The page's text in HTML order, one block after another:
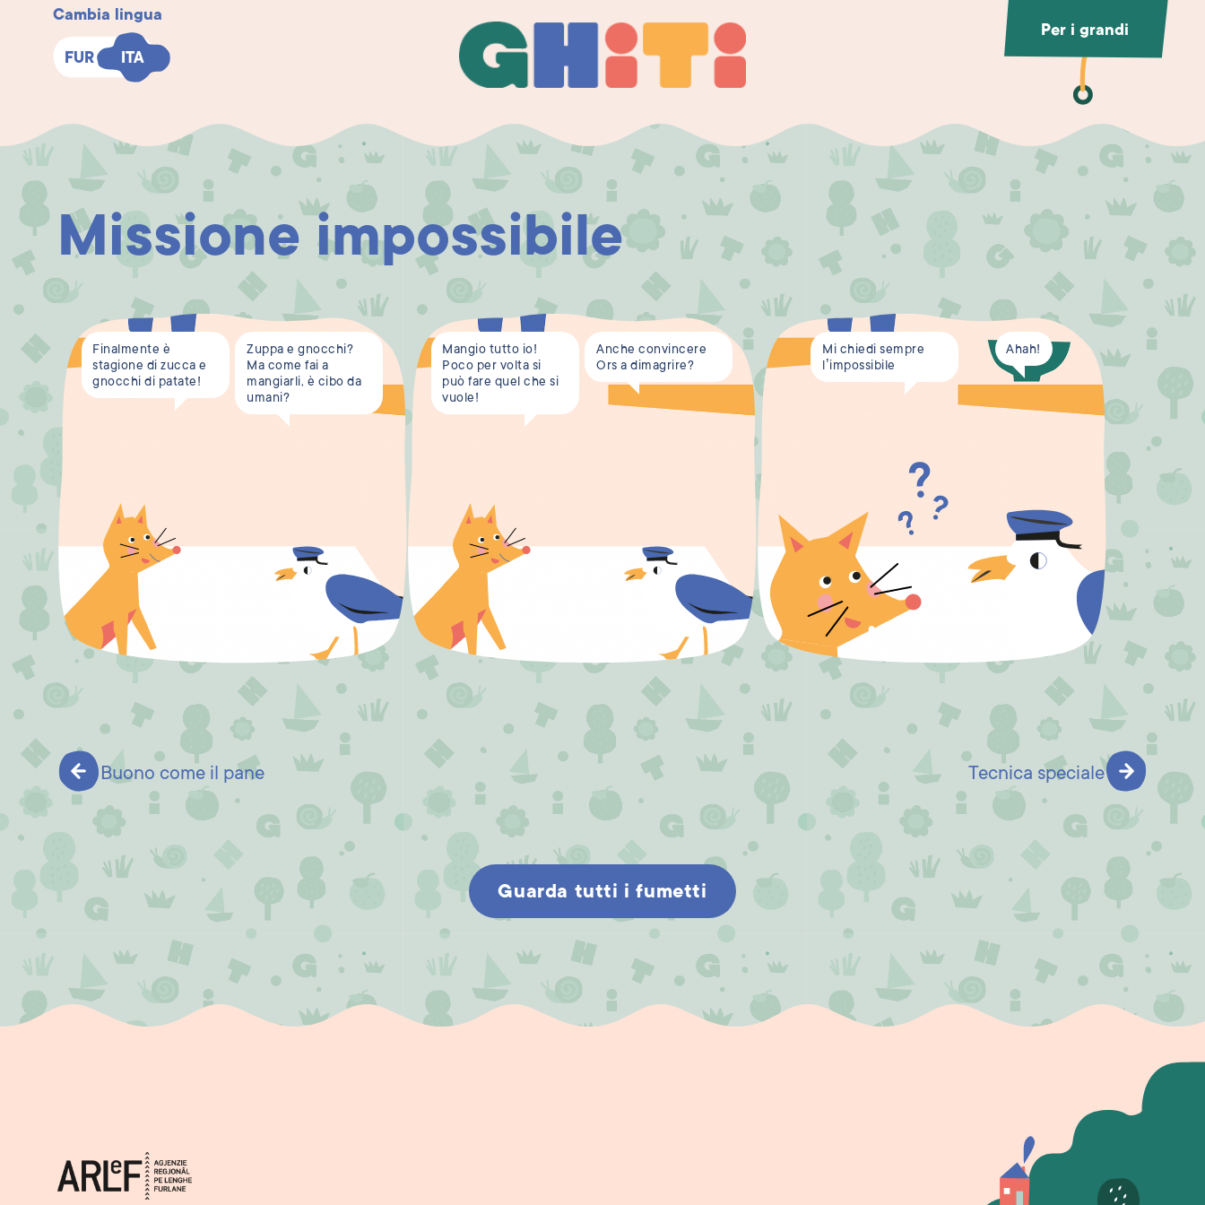
Cambia lingua
FUR ITA
FUR ITA Ghiti
Ghiti Per i grandi
Missione impossibile
Finalmente è
stagione di zucca e
gnocchi di patate!
Zuppa e gnocchi?
Ma come fai a
mangiarli, è cibo da
umani?
Mangio tutto io!
Poco per volta si
può fare quel che si
vuole!
Anche convincere
Ors a dimagrire?
Mi chiedi sempre
l’impossibile
Ahah!
Buono come il pane Tecnica speciale
Guarda tutti i fumetti